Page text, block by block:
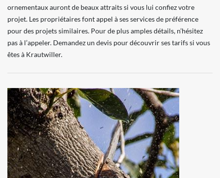
ornementaux auront de beaux attraits si vous lui confiez votre
projet. Les propriétaires font appel à ses services de préférence
pour des projets similaires. Pour de plus amples détails, n’hésitez
pas à l’appeler. Demandez un devis pour découvrir ses tarifs si vous
êtes à Krautwiller.